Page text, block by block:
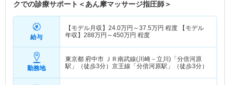
クでの診療サポート＜あん摩マッサージ指圧師＞
給与
【モデル月収】 24.0万円～37.5万円 程度 【モデル
年収】 288万円～450万円 程度
勤務地
東京都 府中市 ＪＲ南武線(川崎－立川)「分倍河原
駅」（徒歩3分）京王線「分倍河原駅」（徒歩3分）